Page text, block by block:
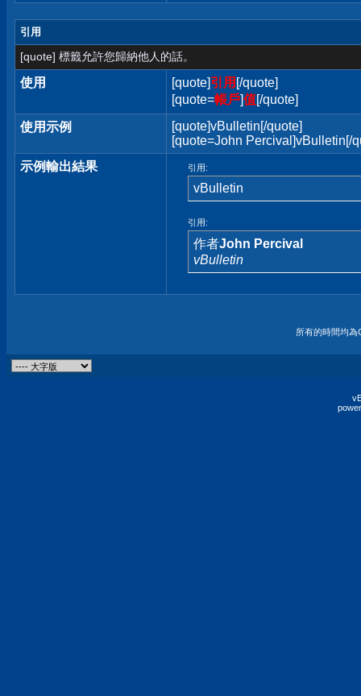
引用
[quote] 標籤允許您歸納他人的話。
使用 [quote]引用 [/quote]
[quote=帳戶]值[/quote]
使用示例
[quote]vBulletin[/quote]
[quote=John Percival]vBulletin[/
示例輸出結果
引用:
vBulletin
引用:
作者John Percival
vBulletin
所有的時間均為